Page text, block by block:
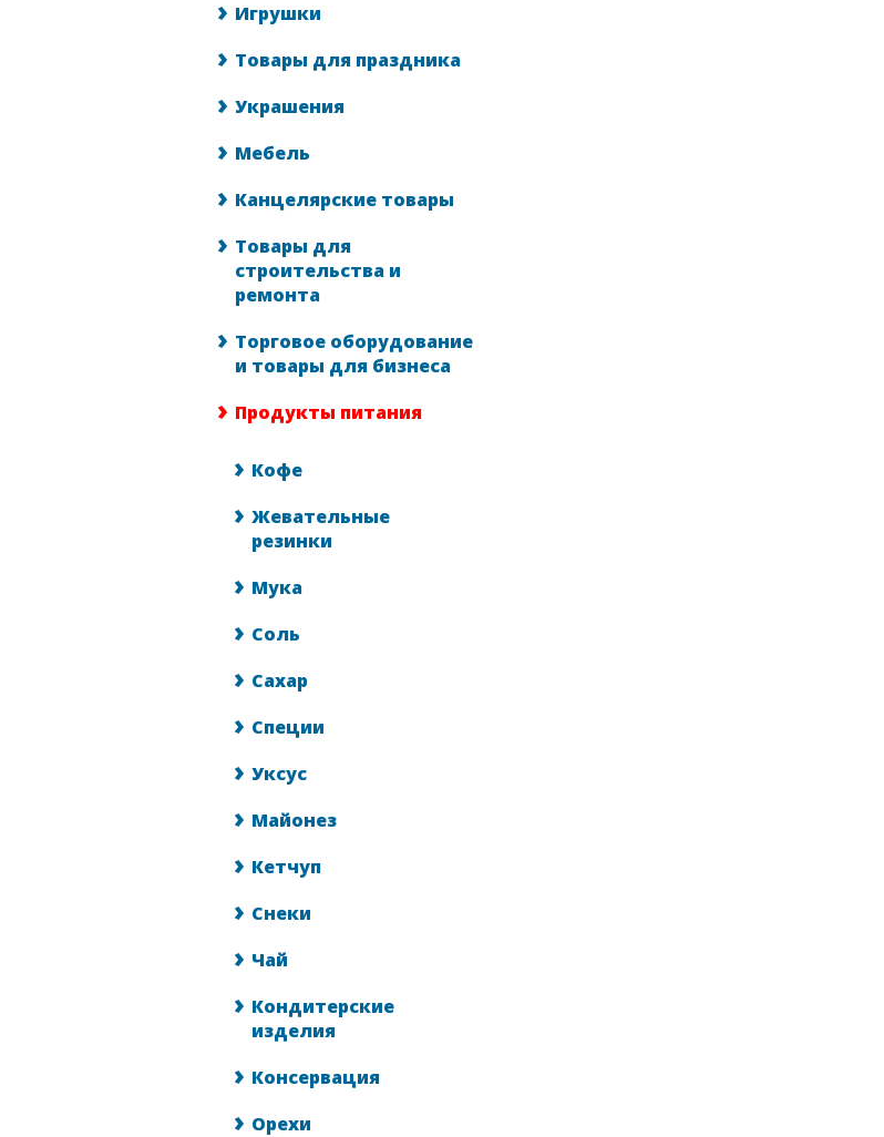
Игрушки
Товары для праздника
Украшения
Мебель
Канцелярские товары
Товары для
строительства и
ремонта
Торговое оборудование
и товары для бизнеса
Продукты питания
Кофе
Жевательные
резинки
Мука
Соль
Сахар
Специи
Уксус
Майонез
Кетчуп
Снеки
Чай
Кондитерские
изделия
Консервация
Орехи